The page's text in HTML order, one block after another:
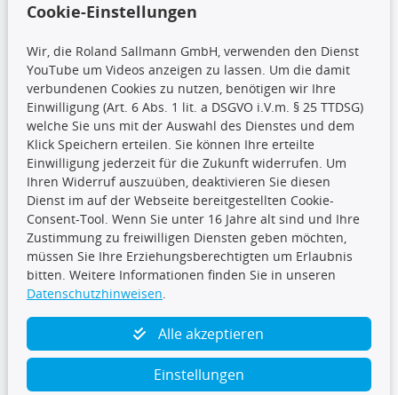
CARAT Gruppe
Folge uns
TecDoc Inside
Cookie-Einstellungen
Wir, die Roland Sallmann GmbH, verwenden den Dienst
YouTube um Videos anzeigen zu lassen. Um die damit
verbundenen Cookies zu nutzen, benötigen wir Ihre
Einwilligung (Art. 6 Abs. 1 lit. a DSGVO i.V.m. § 25 TTDSG)
welche Sie uns mit der Auswahl des Dienstes und dem
Klick Speichern erteilen. Sie können Ihre erteilte
Einwilligung jederzeit für die Zukunft widerrufen. Um
Ihren Widerruf auszuüben, deaktivieren Sie diesen
Dienst im auf der Webseite bereitgestellten Cookie-
Consent-Tool. Wenn Sie unter 16 Jahre alt sind und Ihre
Zustimmung zu freiwilligen Diensten geben möchten,
müssen Sie Ihre Erziehungsberechtigten um Erlaubnis
bitten. Weitere Informationen finden Sie in unseren
Datenschutzhinweisen.
Alle akzeptieren
Einstellungen